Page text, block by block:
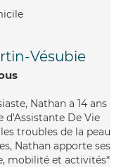
Vésubie
Nathan a 14 ans
d'Assistante De Vie
troubles de la peau
Nathan apporte ses
mobilité et activités*